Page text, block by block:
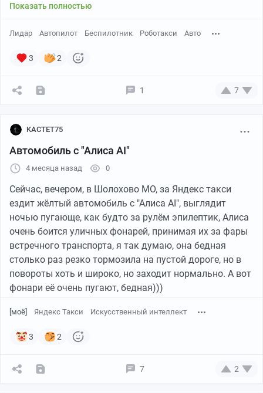
Показать полностью
Лидар Автопилот Беспилотник Роботакси Авто
3 2
1 7
KACTET75
Автомобиль с "Алиса AI"
4 месяца назад 0
Сейчас, вечером, в Шолохово МО, за Яндекс такси
ездит жёлтый автомобиль с "Алиса АI", выглядит
ночью пугающе, как будто за рулём эпилептик, Алиса
очень боится уличных фонарей, принимая их за фары
встречного транспорта, я так думаю, она бедная
столько раз резко тормозила на пустой дороге, но в
повороты хоть и широко, но заходит нормально. А вот
фонари её очень пугают, бедная)))
[моё] Яндекс Такси Искусственный интеллект
3 2
7 2